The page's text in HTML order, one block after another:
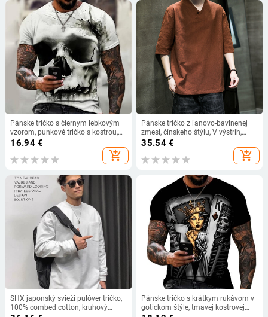
Pánske tričko s čiernym lebkovým
vzorom, punkové tričko s kostrou,
rockové tričká s 3D potlačou,
vintage gotické pánske oblečenie,
letné topy.
16.94€
add_shopping_cart
Pánske tričko z ľanovo-bavlnenej
zmesi, čínskeho štýlu, V výstrih,
krátke rukávy, voľný strih, priedušné
35.54€
add_shopping_cart
SHX japonský svieži pulóver tričko,
100% combed cotton, kruhový
Pánske tričko s krátkym rukávom v
gotickom štýle, tmavej kostrovej